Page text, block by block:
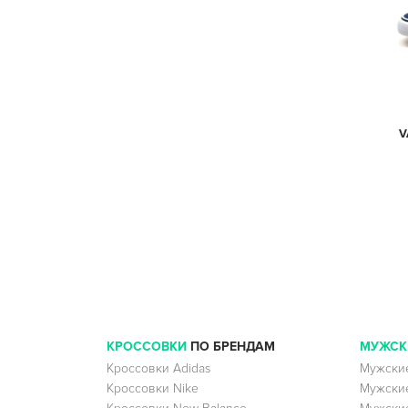
КРОССОВКИ ПО БРЕНДАМ
Кроссовки Adidas
Кроссовки Nike